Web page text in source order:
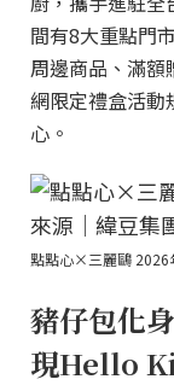
間有8大重點門
周邊商品、滿額
網限定禮盒活動
心。
點點心×三麗鷗 2026
豬仔包化
現Hello